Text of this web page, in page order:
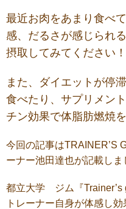
最近お肉をあまり食べ
感、だるさが感じられ
摂取してみてください！
また、ダイエットが停
食べたり、サプリメン
チン効果で体脂肪燃焼
今回の記事はTRAINER’S
ーナー池田達也が記載しま
都立大学 ジム『Trainer’s
トレーナー自身が体感し